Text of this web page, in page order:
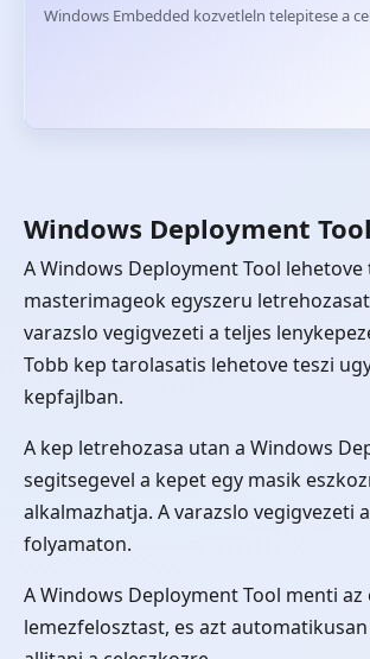
Windows Embedded kozvetleln telepitese a
Windows Deployment Tool
A Windows Deployment Tool lehetove
masterimageok egyszeru
varazslo vegigvezeti a teljes
Tobb kep tarolasatis lehetove teszi
kepfajlban.
A kep letrehozasa utan a Windows
segitsegevel a kepet egy masik
alkalmazhatja. A varazslo vegigvezeti
folyamaton.
A Windows Deployment Tool menti az
lemezfelosztast, es azt